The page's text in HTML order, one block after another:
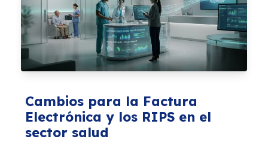
Cambios para la Factura
Electrónica y los RIPS en el
sector salud